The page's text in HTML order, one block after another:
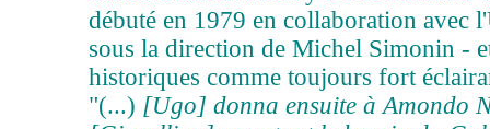
débuté en 1979 en collaboration avec
sous la direction de Michel Simonin -
historiques comme toujours fort
"(...) [Ugo] donna ensuite à Amondo